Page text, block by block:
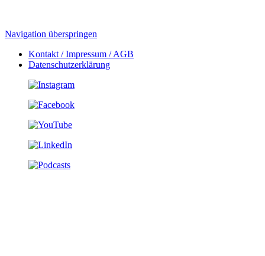
Navigation überspringen
Kontakt / Impressum / AGB
Datenschutzerklärung